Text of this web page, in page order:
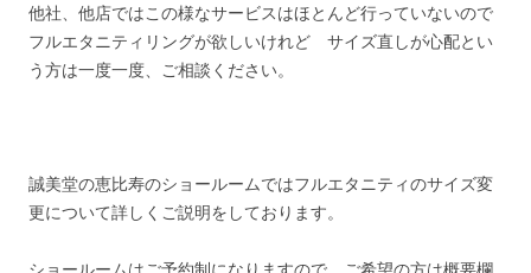
他社、他店ではこの様なサービスはほとんど行っていないので
フルエタニティリングが欲しいけれど サイズ直しが心配とい
う方は一度一度、ご相談ください。
誠美堂の恵比寿のショールームではフルエタニティのサイズ変
更について詳しくご説明をしております。